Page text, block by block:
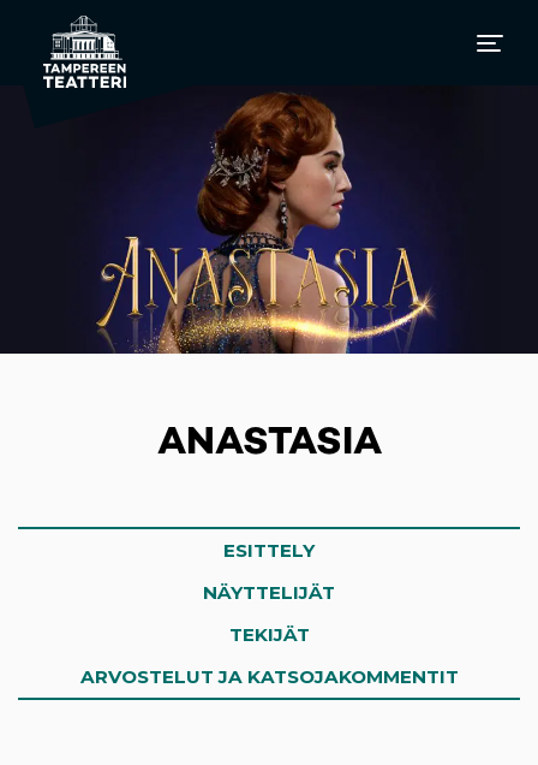
ANASTASIA
ESITTELY
NÄYTTELIJÄT
TEKIJÄT
ARVOSTELUT JA KATSOJAKOMMENTIT